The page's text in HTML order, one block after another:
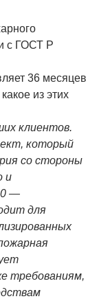
с ГОСТ Р
36 месяцев
из этих
клиентов.
который
со стороны
и
—
для
требованиям,